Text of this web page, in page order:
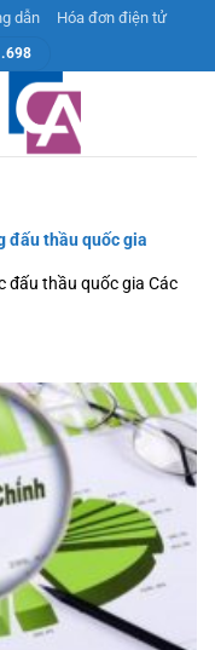
dẫn Hóa đơn điện tử
đấu thầu quốc gia
đấu thầu quốc gia Các